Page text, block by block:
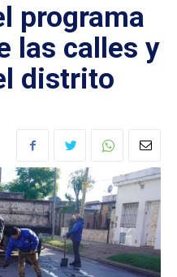
programa
las calles y
distrito